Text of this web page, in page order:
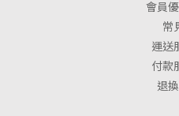
會員
常
運送
付款
退